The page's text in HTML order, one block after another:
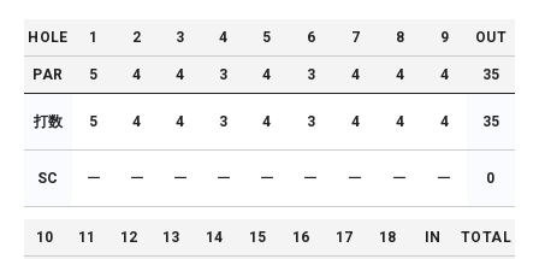
HOLE 1 2 3 4 5 6 7 8 9 OUT
PAR 5 4 4 3 4 3 4 4 4 35
打数 5 4 4 3 4 3 4 4 4 35
SC ー ー ー ー ー ー ー ー ー 0
10 11 12 13 14 15 16 17 18 IN TOTAL